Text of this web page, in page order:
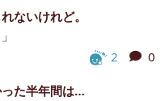
ないけれど。
2
0
た半年間は…